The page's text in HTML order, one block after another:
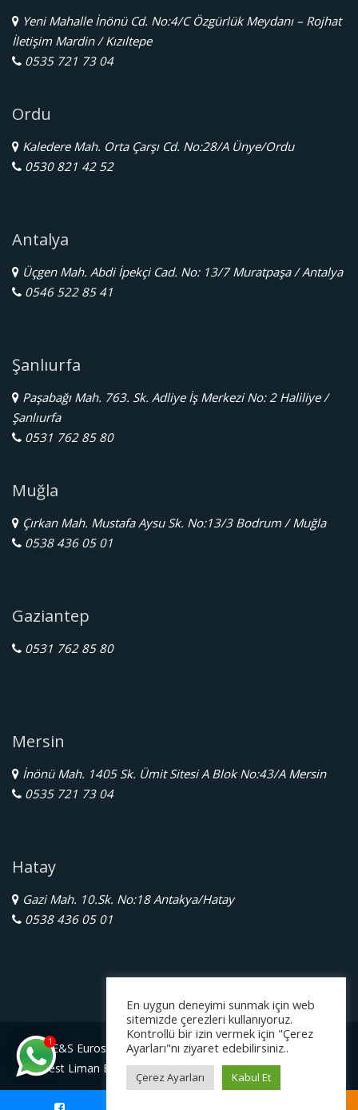
Yeni Mahalle İnönü Cd. No:4/C Özgürlük Meydanı – Rojhat
İletişim Mardin / Kızıltepe
0535 721 73 04
Ordu
Kaledere Mah. Orta Çarşı Cd. No:28/A Ünye/Ordu
0530 821 42 52
Antalya
Üçgen Mah. Abdi İpekçi Cad. No: 13/7 Muratpaşa / Antalya
0546 522 85 41
Şanlıurfa
Paşabağı Mah. 763. Sk. Adliye İş Merkezi No: 2 Haliliye /
Şanlıurfa
0531 762 85 80
Muğla
Çırkan Mah. Mustafa Aysu Sk. No:13/3 Bodrum / Muğla
0538 436 05 01
Gaziantep
0531 762 85 80
Mersin
İnönü Mah. 1405 Sk. Ümit Sitesi A Blok No:43/A Mersin
0535 721 73 04
Hatay
Gazi Mah. 10.Sk. No:18 Antakya/Hatay
0538 436 05 01
E&S Eurostar Yurtdışı Eğitim Danışmanlığı Ltd. Şti.
Serbest Liman Bölge Müdürlüğü Gazimagosa / Kuzey Kıbrıs
1
En uygun deneyimi sunmak için web
sitemizde çerezleri kullanıyoruz.
Kontrollü bir izin vermek için "Çerez
Ayarları"nı ziyaret edebilirsiniz..
Çerez Ayarları Kabul Et